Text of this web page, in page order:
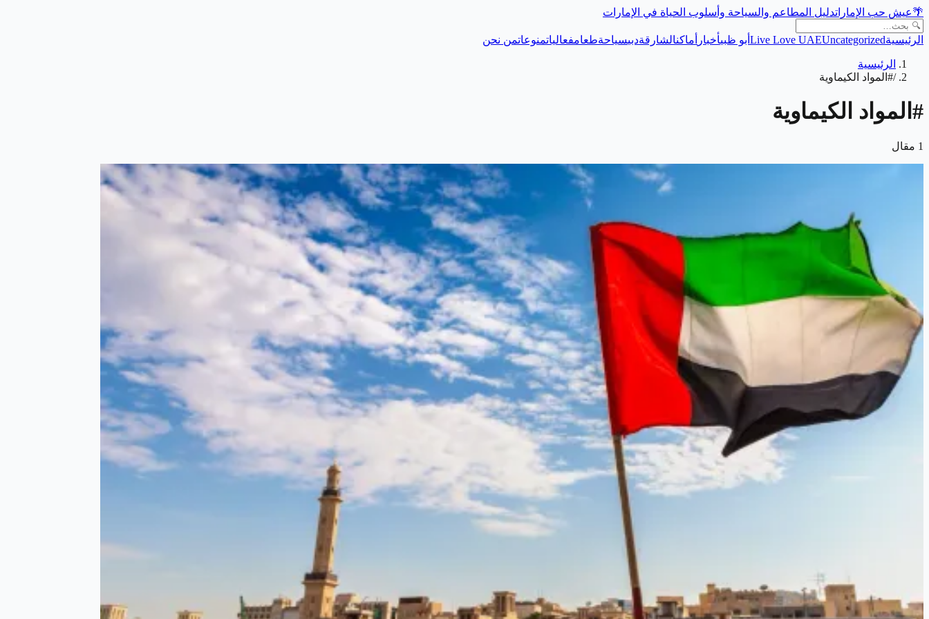
🌴عيش حب الإماراتدليل المطاعم والسياحة وأسلوب الحياة في الإمارات
الرئيسية Live Love UAEUncategorized أبو ظبيأخبار أماكنالشارقةدبيسياحةطعامفعالياتمنوعاتمن نحن
الرئيسية
/#المواد الكيماوية
# المواد الكيماوية
1 مقال